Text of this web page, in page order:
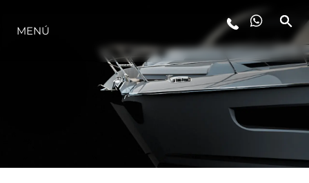
ESTILO DE VIDA
INNOVACIÓN
¿QUIÉNES SOMOS?
MENÚ